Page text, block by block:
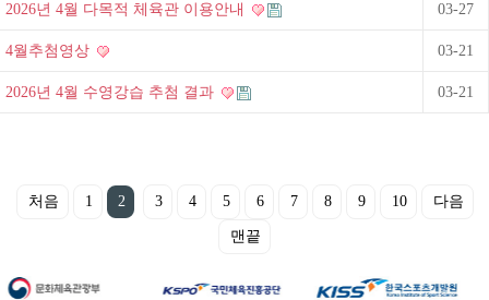
2026년 4월 다목적 체육관 이용안내 03-27
4월추첨영상 03-21
2026년 4월 수영강습 추첨 결과 03-21
처음 1 2 3 4 5 6 7 8 9 10 다음
맨끝